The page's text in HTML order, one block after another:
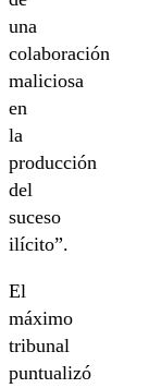
una
colaboración
maliciosa
en
la
producción
del
suceso
ilícito”.
El
máximo
tribunal
puntualizó